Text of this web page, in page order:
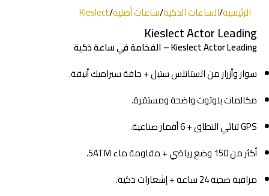
الرئيسية/الساعات الذكية/ساعات أصلية/
Kieslect
Kieslect Actor Leading
Kieslect Actor Leading – الفخامة في ساعة ذكية
سوار وأزرار من الستانلس ستيل + حافة سيراميك أنيقة.
مكالمات بلوتوث واضحة ومستقرة.
GPS ثنائي النطاق + 6 أقمار صناعية.
أكثر من 150 وضع رياضي + مقاومة ماء 5ATM.
مراقبة صحية 24 ساعة + إشعارات ذكية.